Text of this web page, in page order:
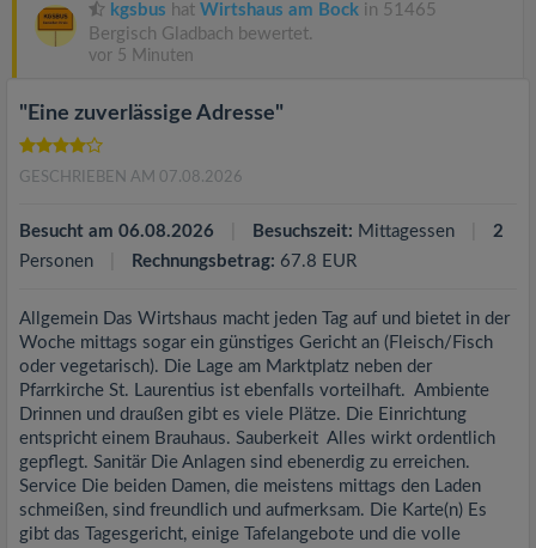
kgsbus hat Wirtshaus am Bock in 51465
Bergisch Gladbach bewertet.
vor 5 Minuten
"Eine zuverlässige Adresse"
GESCHRIEBEN AM 07.08.2026
Besucht am 06.08.2026 Besuchszeit: Mittagessen
2
Personen
Rechnungsbetrag: 67.8 EUR
Allgemein Das Wirtshaus macht jeden Tag auf und bietet in der
Woche mittags sogar ein günstiges Gericht an (Fleisch/Fisch
oder vegetarisch). Die Lage am Marktplatz neben der
Pfarrkirche St. Laurentius ist ebenfalls vorteilhaft. Ambiente
Drinnen und draußen gibt es viele Plätze. Die Einrichtung
entspricht einem Brauhaus. Sauberkeit Alles wirkt ordentlich
gepflegt. Sanitär Die Anlagen sind ebenerdig zu erreichen.
Service Die beiden Damen, die meistens mittags den Laden
schmeißen, sind freundlich und aufmerksam. Die Karte(n) Es
gibt das Tagesgericht, einige Tafelangebote und die volle